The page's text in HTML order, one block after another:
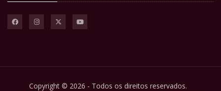
Copyright © 2026 - Todos os direitos reservados.